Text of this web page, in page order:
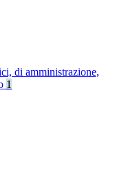
di amministrazione,
1